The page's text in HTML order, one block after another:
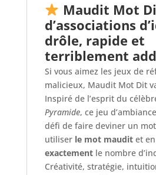
Maudit Mot
d’associations
drôle, rapide et
terriblement
Si vous aimez les jeux de
malicieux, Maudit Mot Dit
Inspiré de l’esprit du
Pyramide, ce jeu
défi de faire deviner un
utiliser le mot mauditet en
exactementle nombre
Créativité, stratégie,